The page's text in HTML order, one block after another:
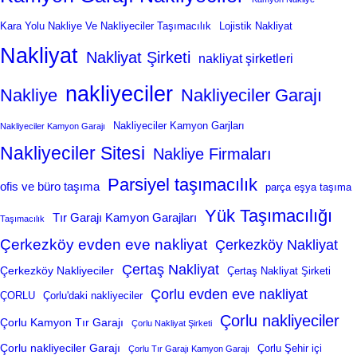
Kara Yolu Nakliye Ve Nakliyeciler Taşımacılık Lojistik Nakliyat
Nakliyat Nakliyat Şirketi nakliyat şirketleri
Nakliye nakliyeciler Nakliyeciler Garajı
Nakliyeciler Kamyon Garajı Nakliyeciler Kamyon Garjları
Nakliyeciler Sitesi Nakliye Firmaları
ofis ve büro taşıma Parsiyel taşımacılık parça eşya taşıma
Taşımacılık Tır Garajı Kamyon Garajları Yük Taşımacılığı
Çerkezköy evden eve nakliyat Çerkezköy Nakliyat
Çerkezköy Nakliyeciler Çertaş Nakliyat Çertaş Nakliyat Şirketi
ÇORLU Çorlu'daki nakliyeciler Çorlu evden eve nakliyat
Çorlu Kamyon Tır Garajı Çorlu Nakliyat Şirketi Çorlu nakliyeciler
Çorlu nakliyeciler Garajı Çorlu Tır Garajı Kamyon Garajı Çorlu Şehir içi